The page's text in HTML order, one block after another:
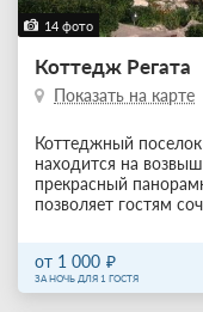
14 фото
Коттедж Регата
Показать на карте
Коттеджный
находится на
прекрасный
позволяет гостям
от 1 000
ЗА НОЧЬ ДЛЯ 1 ГОСТЯ